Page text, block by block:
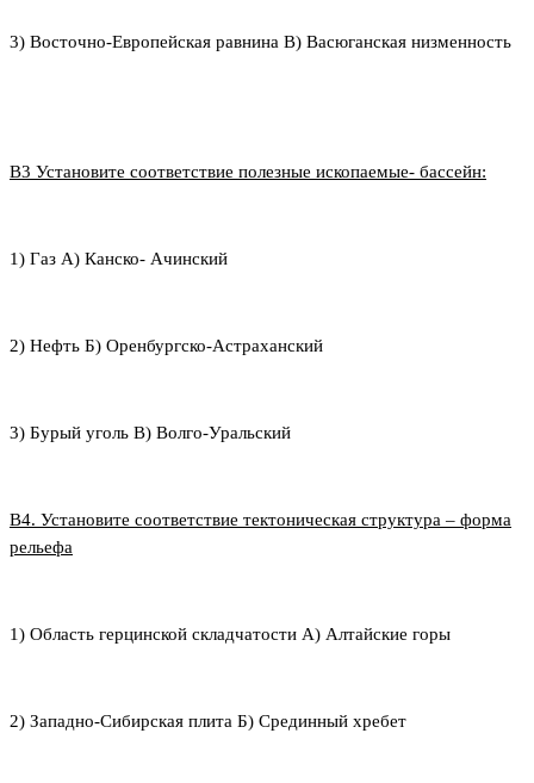
3) Восточно-Европейская равнина В) Васюганская низменность
В3 Установите соответствие полезные ископаемые- бассейн:
1) Газ А) Канско- Ачинский
2) Нефть Б) Оренбургско-Астраханский
3) Бурый уголь В) Волго-Уральский
В4. Установите соответствие тектоническая структура – форма
рельефа
1) Область герцинской складчатости А) Алтайские горы
2) Западно-Сибирская плита Б) Срединный хребет